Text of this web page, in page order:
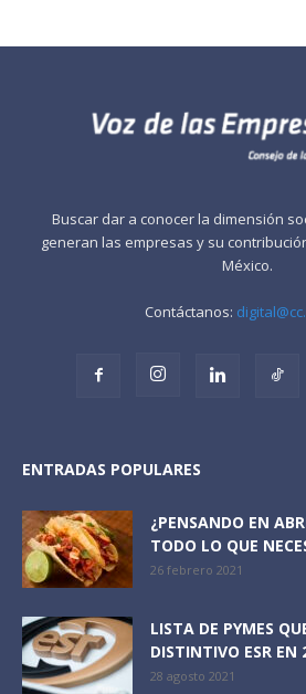
Buscar dar a conocer la dimensión
generan las empresas y su
México.
Contáctanos:
ENTRADAS POPULARES
¿PENSANDO EN
TODO LO QUE
26 febrero 2021
LISTA DE PYMES
DISTINTIVO ESR
28 agosto 2021